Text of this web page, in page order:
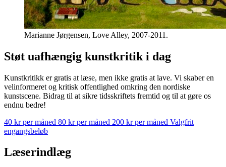
Marianne Jørgensen, Love Alley, 2007-2011.
Støt uafhængig kunstkritik i dag
Kunstkritikk er gratis at læse, men ikke gratis at lave. Vi skaber en
velinformeret og kritisk offentlighed omkring den nordiske
kunstscene. Bidrag til at sikre tidsskriftets fremtid og til at gøre os
endnu bedre!
40 kr per måned 80 kr per måned 200 kr per måned Valgfrit
engangsbeløb
Læserindlæg